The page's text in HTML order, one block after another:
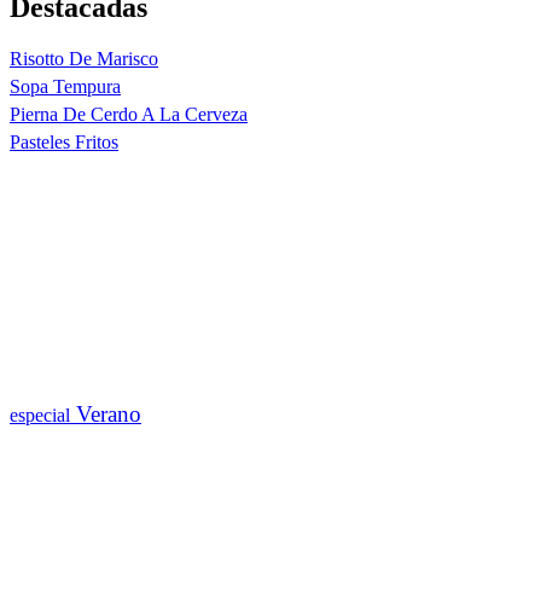
Destacadas
Risotto De Marisco
Sopa Tempura
Pierna De Cerdo A La Cerveza
Pasteles Fritos
especial Verano